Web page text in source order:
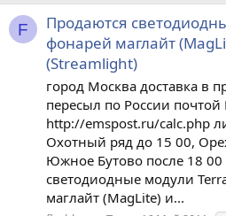
F
Продаются
фонарей маглайт
(Streamlight)
город Москва доставка в
пересыл по России почтой
http://emspost.ru/calc.php
Охотный ряд до 15 00,
Южное Бутово после 18 00
светодиодные модули
маглайт (MagLite) и...